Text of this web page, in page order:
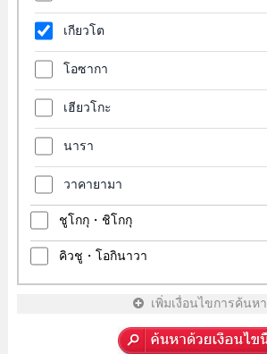
เกียวโต
โอซากา
เฮียวโกะ
นารา
วาคายามา
ชูโกกุ・ชิโกกุ
คิวชู・โอกินาวา
เพิ่มเงื่อนไขการค้นหา